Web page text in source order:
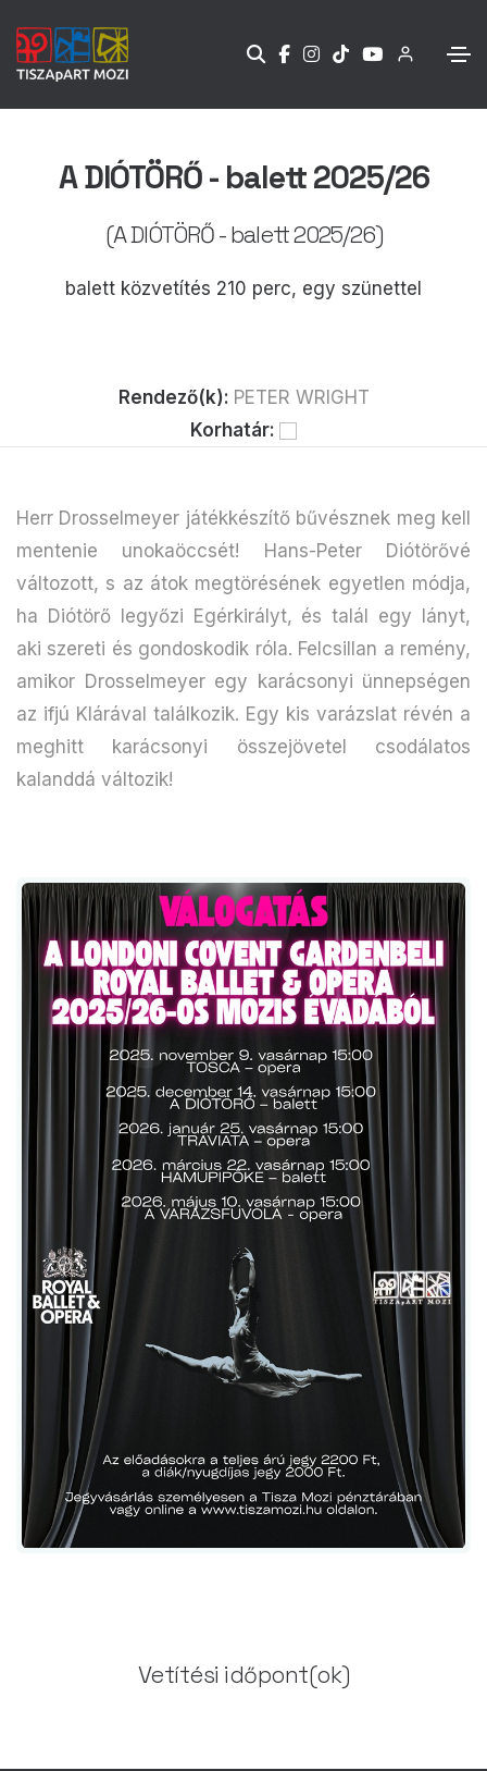
A DIÓTÖRŐ - balett 2025/26
(A DIÓTÖRŐ - balett 2025/26)
balett közvetítés 210 perc, egy szünettel
Rendező(k): PETER WRIGHT
Korhatár:
Herr Drosselmeyer játékkészítő bűvésznek meg kell
mentenie unokaöccsét! Hans-Peter Diótörővé
változott, s az átok megtörésének egyetlen módja,
ha Diótörő legyőzi Egérkirályt, és talál egy lányt,
aki szereti és gondoskodik róla. Felcsillan a remény,
amikor Drosselmeyer egy karácsonyi ünnepségen
az ifjú Klárával találkozik. Egy kis varázslat révén a
meghitt karácsonyi összejövetel csodálatos
kalanddá változik!
Vetítési időpont(ok)